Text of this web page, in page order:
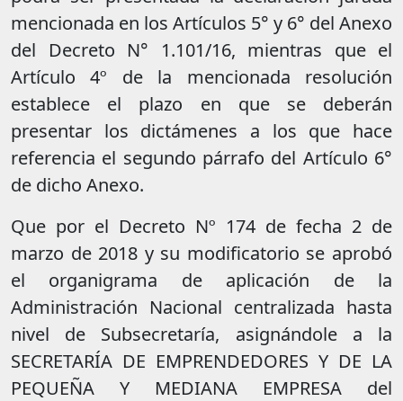
mencionada en los Artículos 5° y 6° del Anexo
del Decreto N° 1.101/16, mientras que el
Artículo 4º de la mencionada resolución
establece el plazo en que se deberán
presentar los dictámenes a los que hace
referencia el segundo párrafo del Artículo 6°
de dicho Anexo.
Que por el Decreto Nº 174 de fecha 2 de
marzo de 2018 y su modificatorio se aprobó
el organigrama de aplicación de la
Administración Nacional centralizada hasta
nivel de Subsecretaría, asignándole a la
SECRETARÍA DE EMPRENDEDORES Y DE LA
PEQUEÑA Y MEDIANA EMPRESA del